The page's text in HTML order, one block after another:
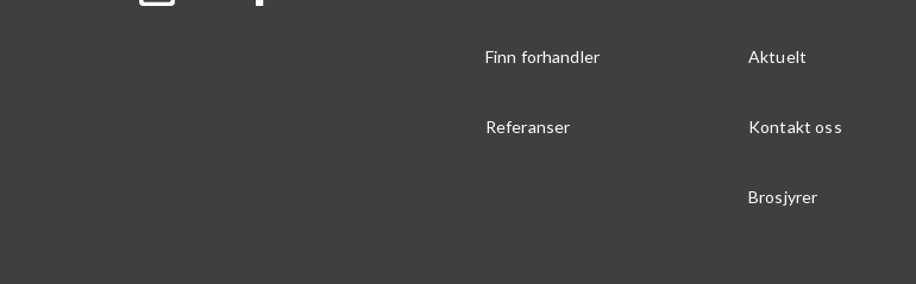
Finn forhandler Aktuelt
Referanser Kontakt oss
Brosjyrer